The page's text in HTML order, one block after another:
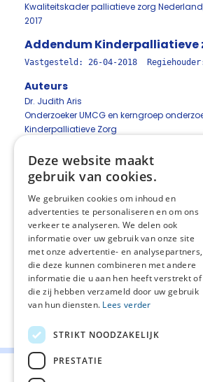
Kwaliteitskader palliatieve zorg
2017
Addendum Kinderpalliatieve
Vastgesteld: 26-04-2018
Auteurs
Dr. Judith Aris
Onderzoeker UMCG en kerngroep
Kinderpalliatieve Zorg
Prof. Leontien Kremer
Onderzoeker Amsterdam UMC en
voor kinderoncologie, medisch adviseur
Kinderpalliatieve Zorg
Drs. Meggi Schuiling-Otten
Bestuurder Kenniscentrum
Prof. Eduard Verhagen
Hoogleraar kinderpalliatieve zorg
Kenniscentrum Kinderpalliatieve Zorg
Deel deze pagina:
Deze website maakt
gebruik van cookies.
We gebruiken cookies om inhoud en
advertenties te personaliseren en om ons
verkeer te analyseren. We delen ook
informatie over uw gebruik van onze site
met onze advertentie- en analysepartners,
die deze kunnen combineren met andere
informatie die u aan hen heeft verstrekt of
die zij hebben verzameld door uw gebruik
van hun diensten. Lees verder
STRIKT NOODZAKELIJK
PRESTATIE